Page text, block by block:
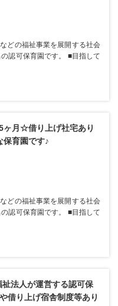
どの福祉事業を展開する社会
認可保育園です。 ■目指して
ヶ月☆借り上げ社宅あり
育園です♪
どの福祉事業を展開する社会
認可保育園です。 ■目指して
祉法人が運営する認可保
借り上げ宿舎制度等あり